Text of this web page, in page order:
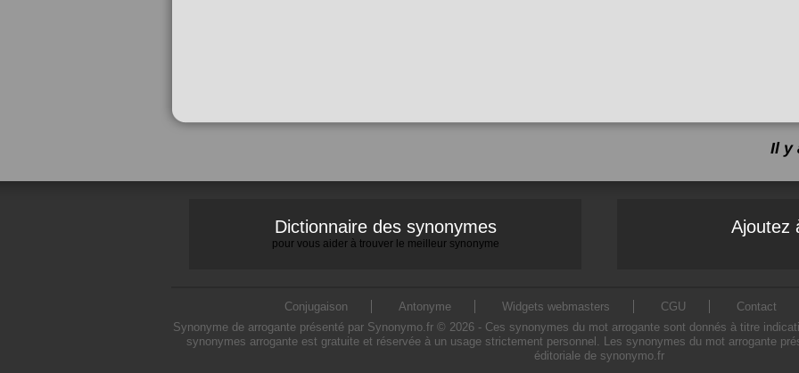
Il y
Dictionnaire des synonymes
pour vous aider à trouver le meilleur synonyme
Ajoutez
Conjugaison Antonyme Widgets webmasters CGU
Contact
Synonyme de arrogante présenté par Synonymo.fr © 2026 - Ces synonymes du mot arrogante sont donnés à titre
synonymes arrogante est gratuite et réservée à un usage strictement personnel. Les synonymes du mot arrogante
éditoriale de synonymo.fr